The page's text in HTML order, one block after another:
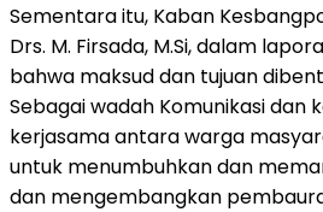
Sementara itu, Kaban
Drs. M. Firsada, M.Si, dalam
bahwa maksud dan tujuan
Sebagai wadah Komunikasi dan
kerjasama antara warga
untuk menumbuhkan dan
dan mengembangkan